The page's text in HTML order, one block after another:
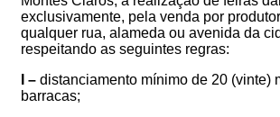
exclusivamente, pela venda por
qualquer rua, alameda ou avenida da
respeitando as seguintes regras:
I – distanciamento mínimo de 20 (vinte)
barracas;